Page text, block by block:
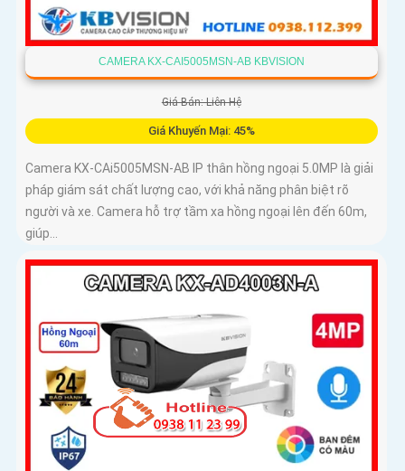
CAMERA KX-CAI5005MSN-AB KBVISION
Giá Bán: Liên Hệ
Giá Khuyến Mại: 45%
Camera KX-CAi5005MSN-AB IP thân hồng ngoại 5.0MP là giải
pháp giám sát chất lượng cao, với khả năng phân biệt rõ
người và xe. Camera hỗ trợ tầm xa hồng ngoại lên đến 60m,
giúp...